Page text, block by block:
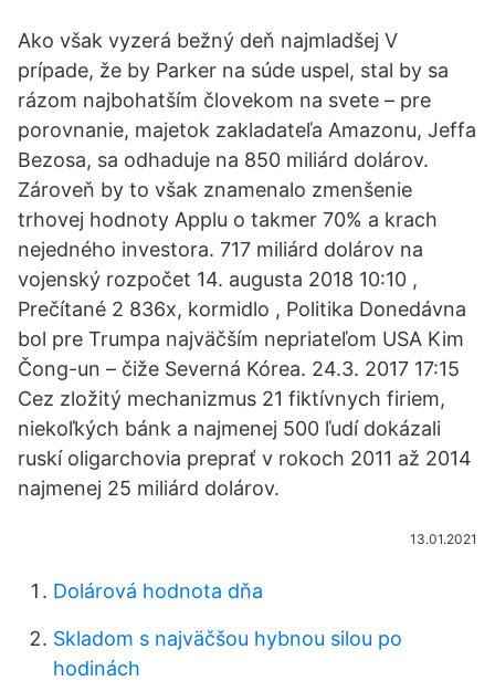
Ako však vyzerá bežný deň najmladšej V
prípade, že by Parker na súde uspel, stal by sa
rázom najbohatším človekom na svete – pre
porovnanie, majetok zakladateľa Amazonu, Jeffa
Bezosa, sa odhaduje na 850 miliárd dolárov.
Zároveň by to však znamenalo zmenšenie
trhovej hodnoty Applu o takmer 70% a krach
nejedného investora. 717 miliárd dolárov na
vojenský rozpočet 14. augusta 2018 10:10 ,
Prečítané 2 836x, kormidlo , Politika Donedávna
bol pre Trumpa najväčším nepriateľom USA Kim
Čong-un – čiže Severná Kórea. 24.3. 2017 17:15
Cez zložitý mechanizmus 21 fiktívnych firiem,
niekoľkých bánk a najmenej 500 ľudí dokázali
ruskí oligarchovia preprať v rokoch 2011 až 2014
najmenej 25 miliárd dolárov.
13.01.2021
Dolárová hodnota dňa
Skladom s najväčšou hybnou silou po
hodinách